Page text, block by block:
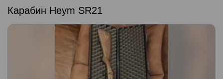
Карабин Heym SR21